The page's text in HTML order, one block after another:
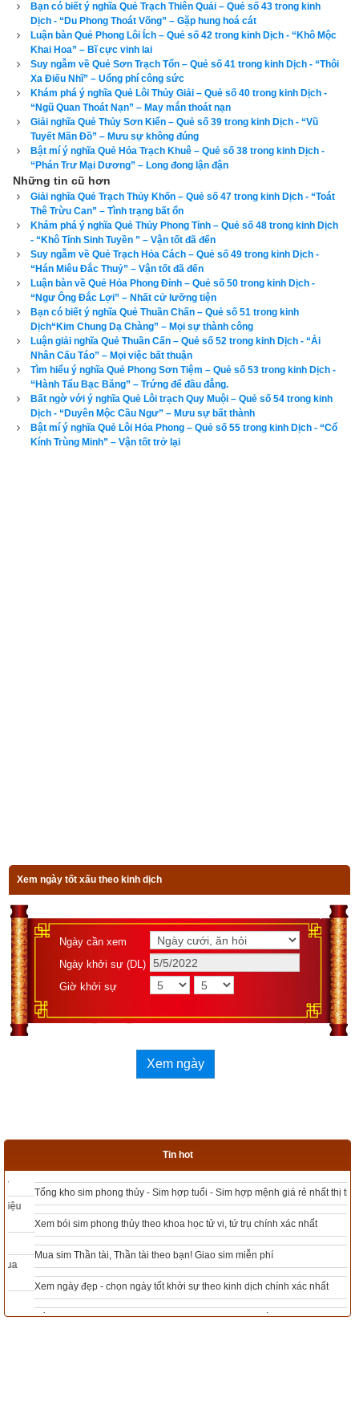
Nếu số điện thoại của bạn có Quẻ Địa Phong Thăng thì khá
đẹp. Để biết số điện thoại của bạn gieo được quẻ nào, có hợp
tuổi, hợp phong thủy với bạn hay không? hãy kiểm tra ngay
với công cụ xem bói sim số 1 hiện nay được lập bởi chuyên
gia phong thủy của chúng tôi ở bên dưới.
Xem bói sim
Số điện thoại
Ngày sinh(DL)
Giờ sinh
Giới tính
Xem bói sim
4. Ứng dụng quẻ Địa Phong Thăng vào cuộc sống, kinh
doanh
Đọc đến đây các bạn đã biết được Quẻ Địa Phong Thăng là
quẻ tốt hay quẻ xấu và cách ứng dụng quẻ này vào trong
cuộc sống, kinh doanh
. Để xem luận giải ý nghĩa các quẻ dịch
khác vui lòng chọn tên quẻ ở bên dưới rồi kích vào Luận giải.
Luận giải 64 quẻ kinh dịch
Luận giải
Bài viết Giải nghĩa Quẻ Địa Phong Thăng  – Quẻ số 46 trong
kinh Dịch có tham khảo kiến thức của một số sách và website
sau đây:
Quốc văn chu dịch diễn giải của cụ Phan Bội Châu tự
Bạn có biết ý nghĩa Quẻ Trạch Thiên Quải – Quẻ số 43 trong kinh
Dịch - “Du Phong Thoát Võng” – Gặp hung hoá cát
Luận bàn Quẻ Phong Lôi Ích – Quẻ số 42 trong kinh Dịch - “Khô Mộc
Khai Hoa” – Bĩ cực vinh lai
Suy ngẫm về Quẻ Sơn Trạch Tổn – Quẻ số 41 trong kinh Dịch - “Thôi
Xa Điếu Nhĩ” – Uổng phí công sức
Khám phá ý nghĩa Quẻ Lôi Thủy Giải – Quẻ số 40 trong kinh Dịch -
“Ngũ Quan Thoát Nạn” – May mắn thoát nạn
Giải nghĩa Quẻ Thủy Sơn Kiển – Quẻ số 39 trong kinh Dịch - “Vũ
Tuyết Mãn Đồ” – Mưu sự không đúng
Bật mí ý nghĩa Quẻ Hỏa Trạch Khuê – Quẻ số 38 trong kinh Dịch -
“Phán Trư Mại Dương” – Long đong lận đận
Những tin cũ hơn
Giải nghĩa Quẻ Trạch Thủy Khốn – Quẻ số 47 trong kinh Dịch - “Toát
Thê Trừu Can” – Tình trạng bất ổn
Khám phá ý nghĩa Quẻ Thủy Phong Tỉnh – Quẻ số 48 trong kinh Dịch
- “Khô Tỉnh Sinh Tuyền ” – Vận tốt đã đến
Suy ngẫm về Quẻ Trạch Hỏa Cách – Quẻ số 49 trong kinh Dịch -
“Hán Miêu Đắc Thuỷ” – Vận tốt đã đến
Luận bàn về Quẻ Hỏa Phong Đỉnh – Quẻ số 50 trong kinh Dịch -
“Ngư Ông Đắc Lợi” – Nhất cử lưỡng tiện
Bạn có biết ý nghĩa Quẻ Thuần Chấn – Quẻ số 51 trong kinh
Dịch“Kim Chung Dạ Chàng” – Mọi sự thành công
Luận giải nghĩa Quẻ Thuần Cấn – Quẻ số 52 trong kinh Dịch - “Ải
Nhân Cấu Táo” – Mọi việc bất thuận
Tìm hiểu ý nghĩa Quẻ Phong Sơn Tiệm – Quẻ số 53 trong kinh Dịch -
“Hành Tẩu Bạc Băng” – Trứng để đầu đẳng.
Bất ngờ với ý nghĩa Quẻ Lôi trạch Quy Muội – Quẻ số 54 trong kinh
Dịch - “Duyên Mộc Cầu Ngư” – Mưu sự bất thành
Bật mí ý nghĩa Quẻ Lôi Hỏa Phong – Quẻ số 55 trong kinh Dịch - “Cổ
Kính Trùng Minh” – Vận tốt trở lại
Xem ngày tốt xấu theo kinh dịch
Ngày cần xem
Ngày khởi sự (DL)
Giờ khởi sự
Xem ngày
Tin hot
Tổng kho sim phong thủy - Sim hợp tuổi - Sim hợp mệnh giá rẻ nhất thị trường
Xem bói sim phong thủy theo khoa học tử vi, tứ trụ chính xác nhất
Mua sim Thần tài, Thần tài theo bạn! Giao sim miễn phí
Xem ngày đẹp - chọn ngày tốt khởi sự theo kinh dịch chính xác nhất
Tổng Kho Sim Năm sinh 0x - 9x - 8x -7x -6x giá rẻ nhất thị trường - Click xem